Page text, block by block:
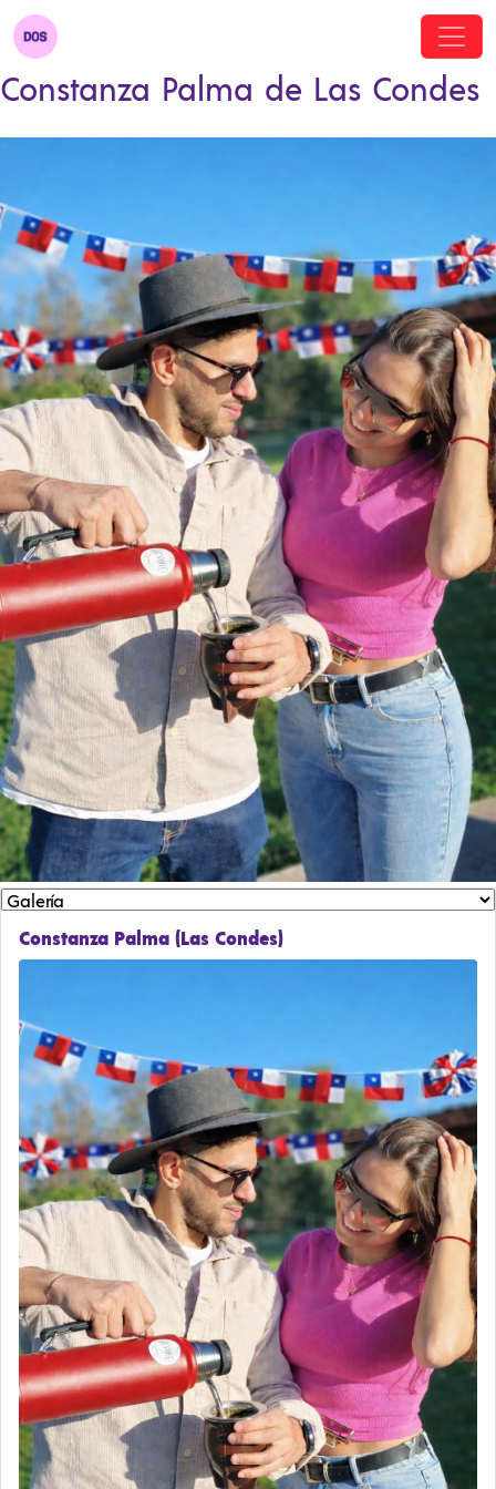
Constanza Palma de Las Condes
Constanza Palma (Las Condes)